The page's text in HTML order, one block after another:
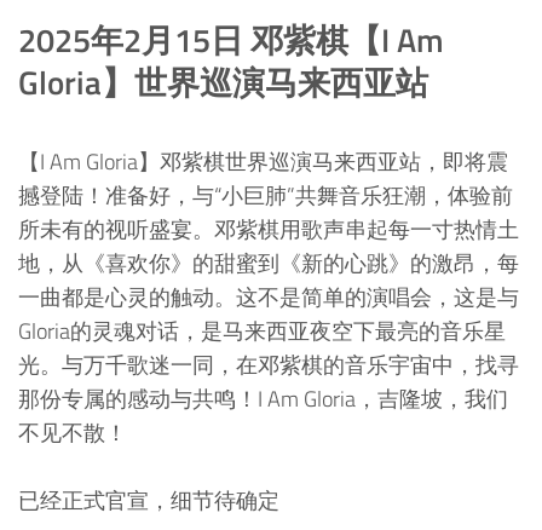
2025年2月15日 邓紫棋【I Am
Gloria】世界巡演马来西亚站
【I Am Gloria】邓紫棋世界巡演马来西亚站，即将震
撼登陆！准备好，与“小巨肺”共舞音乐狂潮，体验前
所未有的视听盛宴。邓紫棋用歌声串起每一寸热情土
地，从《喜欢你》的甜蜜到《新的心跳》的激昂，每
一曲都是心灵的触动。这不是简单的演唱会，这是与
Gloria的灵魂对话，是马来西亚夜空下最亮的音乐星
光。与万千歌迷一同，在邓紫棋的音乐宇宙中，找寻
那份专属的感动与共鸣！I Am Gloria，吉隆坡，我们
不见不散！
已经正式官宣，细节待确定